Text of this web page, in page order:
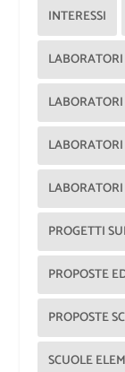
INTERESSI
PROGETTI
PROPOSTE
PROPOSTE
SCUOLE